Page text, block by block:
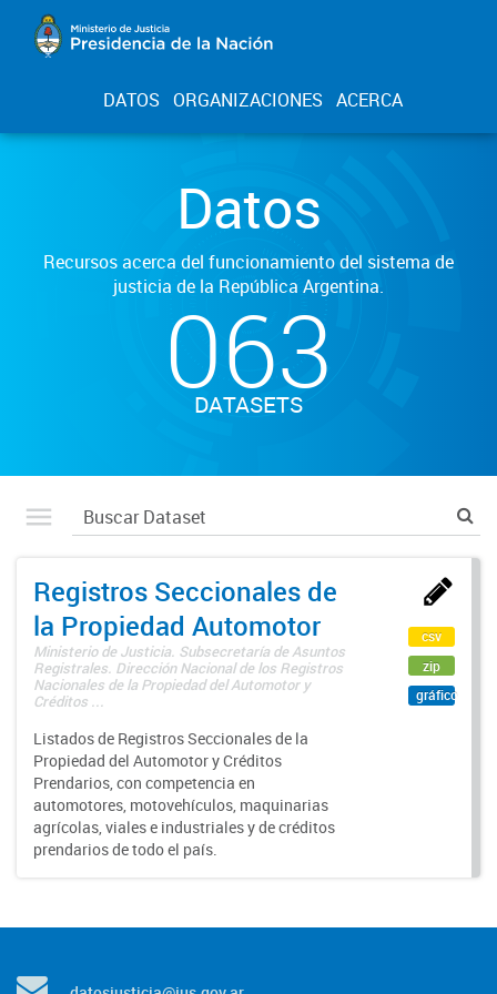
DATOS ORGANIZACIONES ACERCA
Datos
Recursos acerca del funcionamiento del sistema de
justicia de la República Argentina.
063
DATASETS
Registros Seccionales de
la Propiedad Automotor
Ministerio de Justicia. Subsecretaría de Asuntos
Registrales. Dirección Nacional de los Registros
Nacionales de la Propiedad del Automotor y
Créditos ...
Listados de Registros Seccionales de la
Propiedad del Automotor y Créditos
Prendarios, con competencia en
automotores, motovehículos, maquinarias
agrícolas, viales e industriales y de créditos
prendarios de todo el país.
csv
zip
gráfico